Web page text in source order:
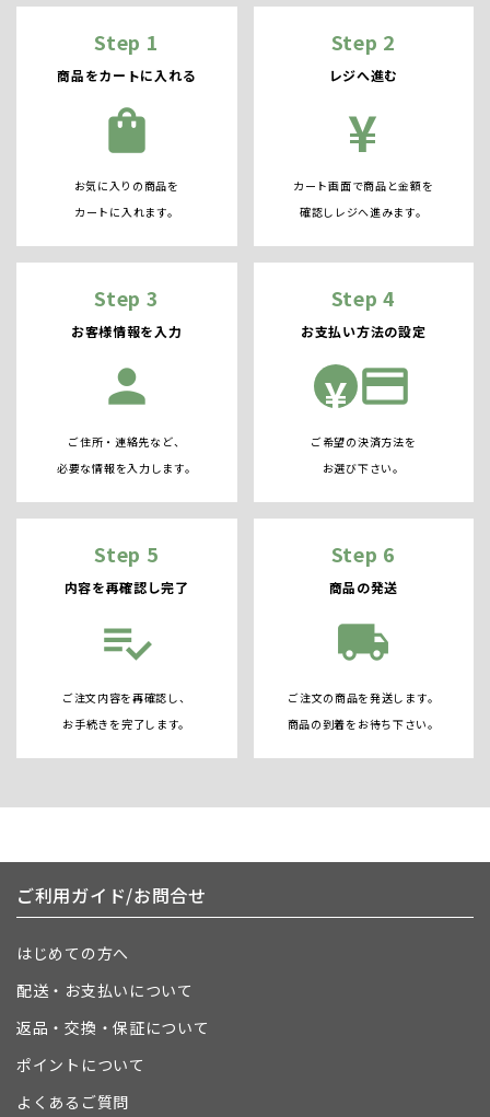
Step 1
商品をカートに入れる
shopping_bag
お気に入りの商品を
カートに入れます。
Step 2
レジへ進む
¥
カート画面で商品と金額を
確認しレジへ進みます。
Step 3
お客様情報を入力
person
ご住所・連絡先など、
必要な情報を入力します。
Step 4
お支払い方法の設定
¥ credit_card
ご希望の決済方法を
お選び下さい。
Step 5
内容を再確認し完了
playlist_add_check
ご注文内容を再確認し、
お手続きを完了します。
Step 6
商品の発送
local_shipping
ご注文の商品を発送します。
商品の到着をお待ち下さい。
ご利用ガイド/お問合せ
はじめての方へ
配送・お支払いについて
返品・交換・保証について
ポイントについて
よくあるご質問